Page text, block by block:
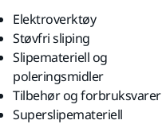
Elektroverktøy
Støvfri sliping
Slipemateriell og
poleringsmidler
Tilbehør og forbruksvarer
Superslipemateriell